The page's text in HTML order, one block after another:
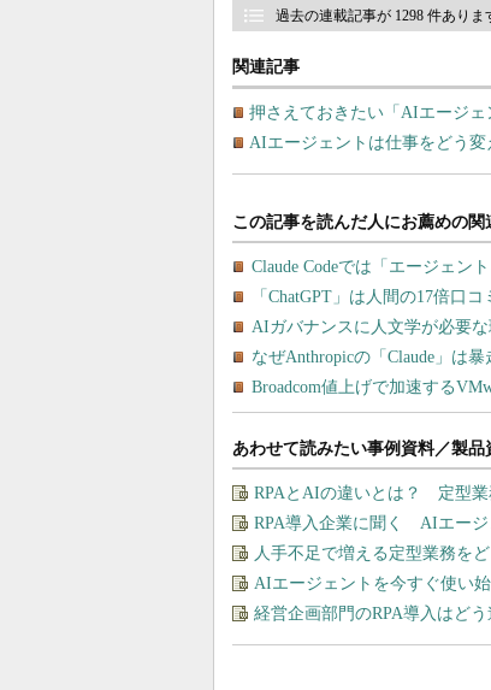
過去の連載記事が 1298 件ありま
関連記事
押さえておきたい「AIエージェ
AIエージェントは仕事をどう
あわせて読みたい事例資料／製品
RPAとAIの違いとは？ 定型業
RPA導入企業に聞く AIエージ
人手不足で増える定型業務を
AIエージェントを今すぐ使い
経営企画部門のRPA導入はど